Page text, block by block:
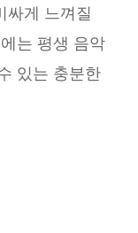
싸게 느껴질
는 평생 음악
있는 충분한